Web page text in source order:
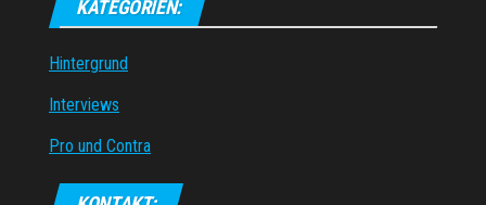
KATEGORIEN:
Hintergrund
Interviews
Pro und Contra